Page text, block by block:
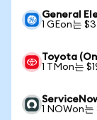
General
1 GEon는
Toyota
1 TMon는
1 NOWon